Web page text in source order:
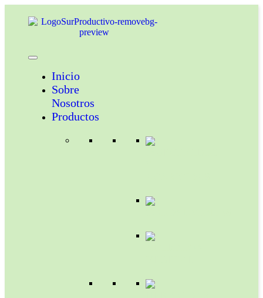
Inicio
Sobre
Nosotros
Productos